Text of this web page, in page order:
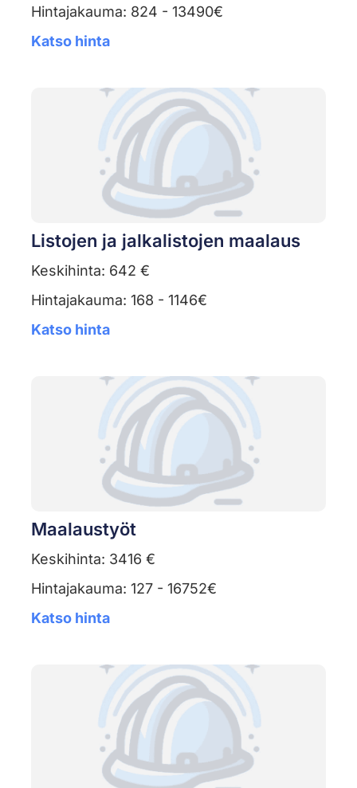
Hintajakauma: 824 - 13490€
Katso hinta
Listojen ja jalkalistojen maalaus
Keskihinta: 642 €
Hintajakauma: 168 - 1146€
Katso hinta
Maalaustyöt
Keskihinta: 3416 €
Hintajakauma: 127 - 16752€
Katso hinta